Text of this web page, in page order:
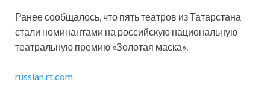
Ранее сообщалось, что пять театров из Татарстана
стали номинантами на российскую национальную
театральную премию «Золотая маска».
russian.rt.com